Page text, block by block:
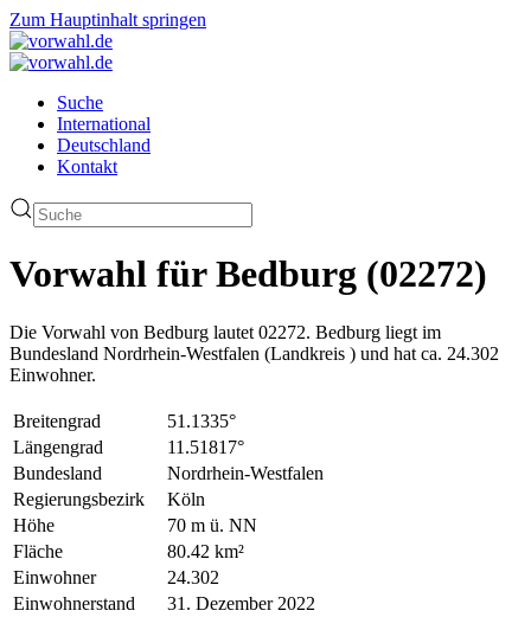
Zum Hauptinhalt springen
Suche
International
Deutschland
Kontakt
Vorwahl für Bedburg (02272)
Die Vorwahl von Bedburg lautet 02272. Bedburg liegt im
Bundesland Nordrhein-Westfalen (Landkreis ) und hat ca. 24.302
Einwohner.
Breitengrad
51.1335°
Längengrad
11.51817°
Bundesland
Nordrhein-Westfalen
Regierungsbezirk
Köln
Höhe
70 m ü. NN
Fläche
80.42 km²
Einwohner
24.302
Einwohnerstand
31. Dezember 2022